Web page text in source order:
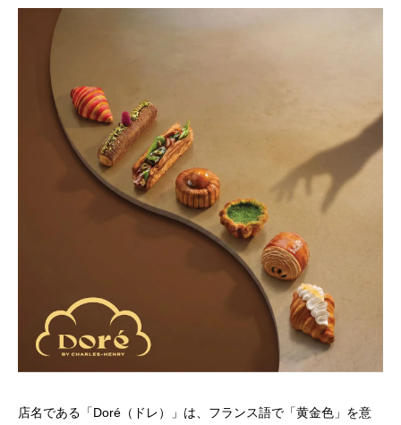
店名である「Doré（ドレ）」は、フランス語で「黄金色」を意